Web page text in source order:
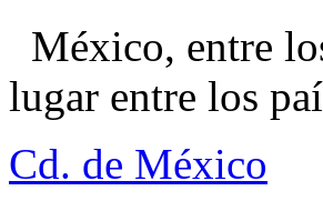
México, entre
lugar entre los
Cd. de México